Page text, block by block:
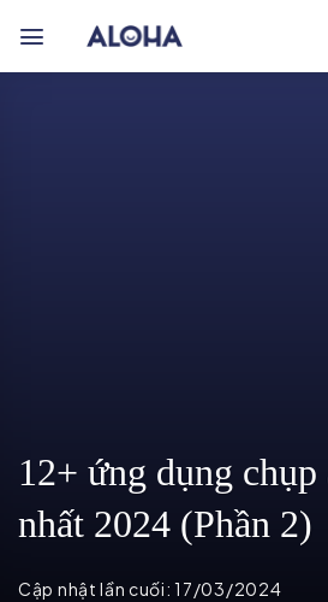
qua
12+ ứng dụng chụp
nhất 2024 (Phần 2)
Cập nhật lần cuối:17/03/2024